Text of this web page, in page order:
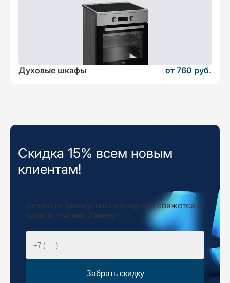
Духовые шкафы от 760 руб.
Скидка 15% всем новым
клиентам!
Оставьте заявку, наш менеджер свяжется с
вами в течение 2 минут
Забрать скидку